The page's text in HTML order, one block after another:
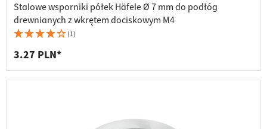
Stalowe wsporniki półek Häfele Ø 7 mm do podłóg
drewnianych z wkrętem dociskowym M4
(1)
3.27 PLN*